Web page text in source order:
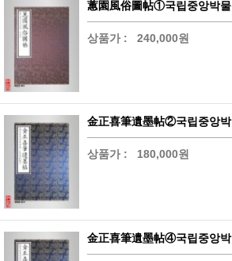
蕙園風俗圖帖①국립중앙박
상품가 : 240,000원
金正喜筆遺墨帖②국립중앙
상품가 : 180,000원
金正喜筆遺墨帖④국립중앙